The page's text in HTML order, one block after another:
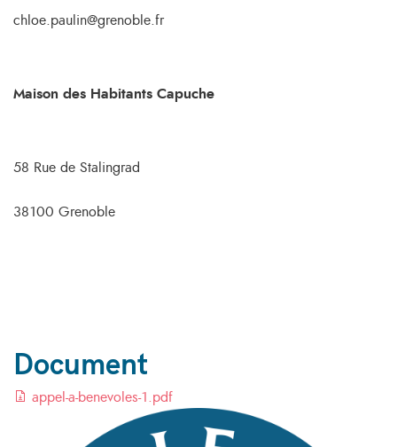
chloe.paulin@grenoble.fr
Maison des Habitants Capuche
58 Rue de Stalingrad
38100 Grenoble
Document
appel-a-benevoles-1.pdf